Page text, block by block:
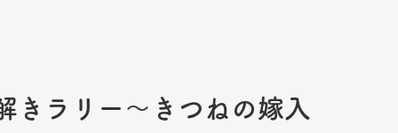
ラリー～きつねの嫁入